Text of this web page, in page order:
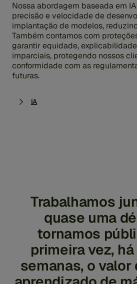
Nossa abordagem baseada em
precisão e velocidade de
implantação de modelos,
Também contamos com
garantir equidade,
imparciais, protegendo nossos
conformidade com as
futuras.
IA
Trabalhamos
quase uma
tornamos
primeira vez,
semanas, o valor